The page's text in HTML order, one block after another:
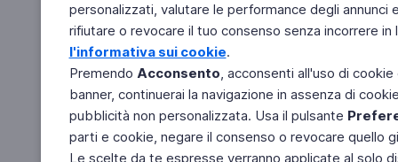
personalizzati, valutare le performance degli
rifiutare o revocare il tuo consenso senza incorrere
l'informativa sui cookie.
Premendo Acconsento, acconsenti all'uso di
banner, continuerai la navigazione in assenza di
pubblicità non personalizzata. Usa il pulsante
parti e cookie, negare il consenso o revocare quello
Le scelte da te espresse verranno applicate al solo